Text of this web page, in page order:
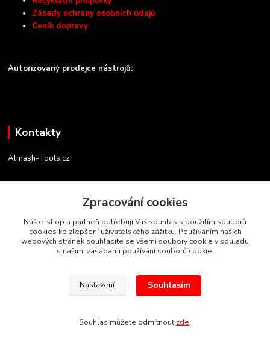
Zásady ochrany osobních údajů
Ceník dopravy
Autorizovaný prodejce nástrojů:
Kontakty
Almash-Tools.cz
Aleš Kolář
+420 603 145 054
info@almash-tools.cz
Autorská práva Almash-Tools.cz
Zpracování cookies
Náš e-shop a partneři potřebují Váš souhlas s použitím souborů
cookies ke zlepšení uživatelského zážitku. Používáním našich
webových stránek souhlasíte se všemi soubory cookie v souladu
s našimi zásadami používání souborů cookie.
Nastavení Souhlasím
Souhlas můžete odmítnout zde.